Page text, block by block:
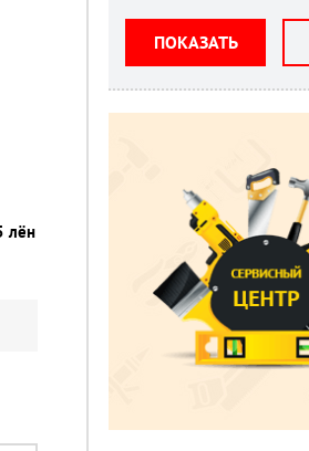
лён
ПОКАЗАТЬ